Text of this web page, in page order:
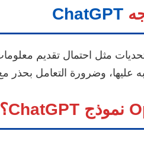
ChatGPT
مثل احتمال تقديم
عليها، وضرورة التعامل بحذر